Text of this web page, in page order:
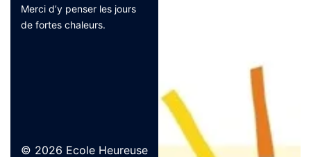
Merci d’y penser les jours
de fortes chaleurs.
© 2026 Ecole Heureuse